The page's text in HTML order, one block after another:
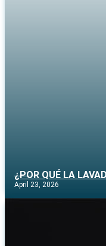
¿POR QUÉ LA
April 23, 2026